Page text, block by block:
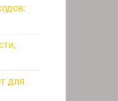
для